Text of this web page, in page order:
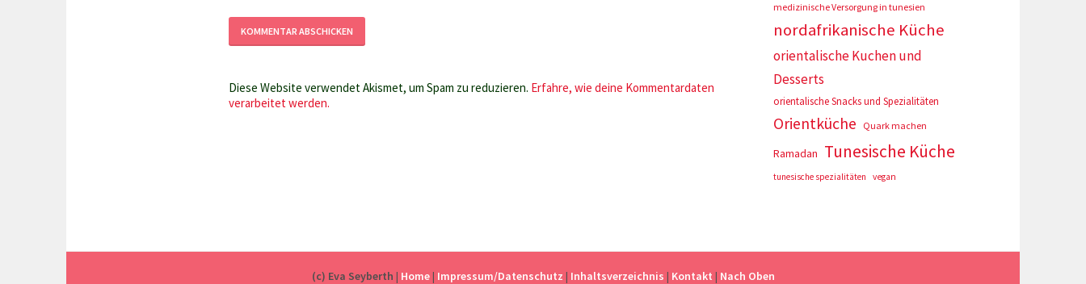
Diese Website verwendet Akismet, um Spam zu reduzieren. Erfahre, wie deine Kommentardaten
verarbeitet werden.
medizinische Versorgung in tunesien
nordafrikanische Küche
orientalische Kuchen und
Desserts
orientalische Snacks und Spezialitäten
Orientküche Quark machen
Ramadan Tunesische Küche
tunesische spezialitäten vegan
(c) Eva Seyberth | Home| Impressum/Datenschutz | Inhaltsverzeichnis | Kontakt | Nach Oben